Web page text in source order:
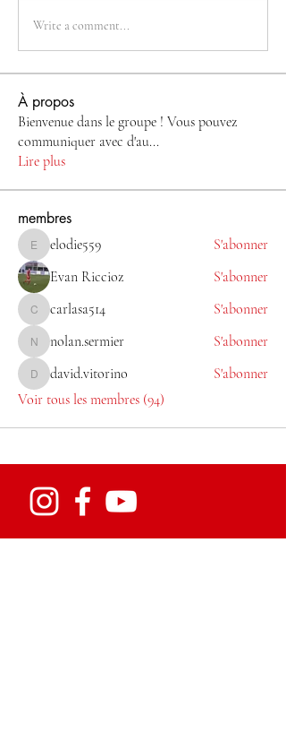
Write a comment...
À propos
Bienvenue dans le groupe ! Vous pouvez
communiquer avec d'au...
Lire plus
membres
elodie559
elodie559
S'abonner
Evan Riccioz
S'abonner
carlasa514
carlasa514 S'abonner
nolan.sermier
nolan.sermier S'abonner
david.vitorino
david.vitorino
S'abonner
Voir tous les membres (94)